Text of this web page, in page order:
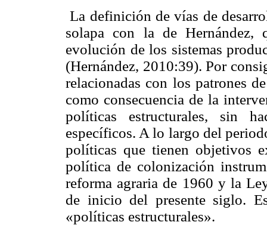
La definición de vías de
solapa con la de Hernández,
evolución de los sistemas
(Hernández, 2010:39). Por
relacionadas con los patrones
como consecuencia de la
políticas estructurales, sin
específicos. A lo largo del
políticas que tienen objetivos
política de colonización
reforma agraria de 1960 y la
de inicio del presente siglo.
«políticas estructurales».